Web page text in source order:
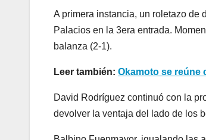
A primera instancia, un roletazo de
Palacios en la 3era entrada.
balanza (2-1).
Leer también: Okamoto se reúne
David Rodríguez continuó con la
devolver la ventaja del lado de los